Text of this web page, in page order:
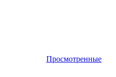
Просмотренные